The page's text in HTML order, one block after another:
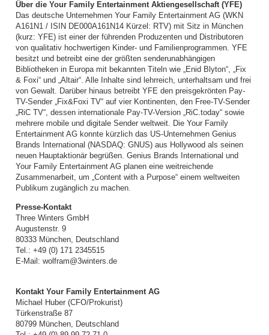
Über die Your Family Entertainment Aktiengesellschaft (YFE)
Das deutsche Unternehmen Your Family Entertainment AG (WKN
A161N1 / ISIN DE000A161N14 Kürzel: RTV) mit Sitz in München
(kurz: YFE) ist einer der führenden Produzenten und Distributoren
von qualitativ hochwertigen Kinder- und Familienprogrammen. YFE
besitzt und betreibt eine der größten senderunabhängigen
Bibliotheken in Europa mit bekannten Titeln wie „Enid Blyton“, „Fix
& Foxi“ und „Altair“. Alle Inhalte sind lehrreich, unterhaltsam und frei
von Gewalt. Darüber hinaus betreibt YFE den preisgekrönten Pay-
TV-Sender „Fix&Foxi TV“ auf vier Kontinenten, den Free-TV-Sender
„RiC TV“, dessen internationale Pay-TV-Version „RiC.today“ sowie
mehrere mobile und digitale Sender weltweit. Die Your Family
Entertainment AG konnte kürzlich das US-Unternehmen Genius
Brands International (NASDAQ: GNUS) aus Hollywood als seinen
neuen Hauptaktionär begrüßen. Genius Brands International und
Your Family Entertainment AG planen eine weitreichende
Zusammenarbeit, um „Content with a Purpose“ einem weltweiten
Publikum zugänglich zu machen.
Presse-Kontakt
Three Winters GmbH
Augustenstr. 9
80333 München, Deutschland
Tel.: +49 (0) 171 2345515
E-Mail: wolfram@3winters.de
Kontakt Your Family Entertainment AG
Michael Huber (CFO/Prokurist)
Türkenstraße 87
80799 München, Deutschland